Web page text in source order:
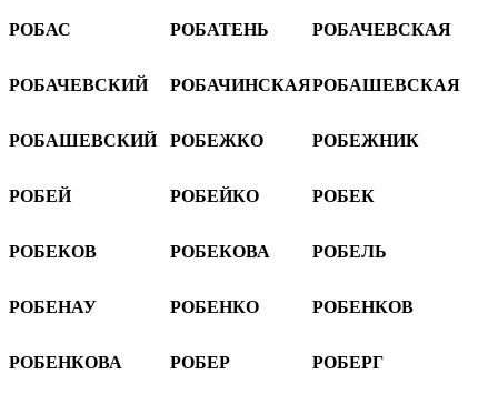
РОБАС РОБАТЕНЬ РОБАЧЕВСКАЯ
РОБАЧЕВСКИЙ РОБАЧИНСКАЯРОБАШЕВСКАЯ
РОБАШЕВСКИЙ РОБЕЖКО РОБЕЖНИК
РОБЕЙ РОБЕЙКО РОБЕК
РОБЕКОВ РОБЕКОВА РОБЕЛЬ
РОБЕНАУ РОБЕНКО РОБЕНКОВ
РОБЕНКОВА РОБЕР РОБЕРГ